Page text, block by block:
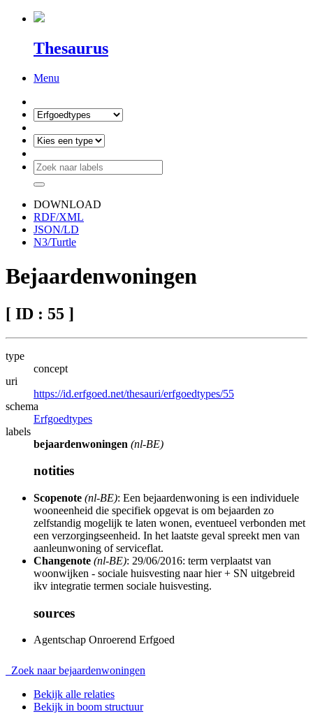
Thesaurus
Menu
DOWNLOAD
RDF/XML
JSON/LD
N3/Turtle
Bejaardenwoningen
[ ID : 55 ]
type
concept
uri
https://id.erfgoed.net/thesauri/erfgoedtypes/55
schema
Erfgoedtypes
labels
bejaardenwoningen (nl-BE)
notities
Scopenote (nl-BE): Een bejaardenwoning is een individuele
wooneenheid die specifiek opgevat is om bejaarden zo
zelfstandig mogelijk te laten wonen, eventueel verbonden met
een verzorgingseenheid. In het laatste geval spreekt men van
aanleunwoning of serviceflat.
Changenote (nl-BE): 29/06/2016: term verplaatst van
woonwijken - sociale huisvesting naar hier + SN uitgebreid
ikv integratie termen sociale huisvesting.
sources
Agentschap Onroerend Erfgoed
Zoek naar bejaardenwoningen
Bekijk alle relaties
Bekijk in boom structuur